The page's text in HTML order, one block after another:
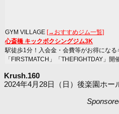
GYM VILLAGE [→おすすめジム一覧]
心斎橋 キックボクシングジム3K
駅徒歩1分！入会金・会費等がお得にな
「FIRSTMATCH」「THEFIGHTDAY」開
Krush.160
2024年4月28日（日）後楽園ホー